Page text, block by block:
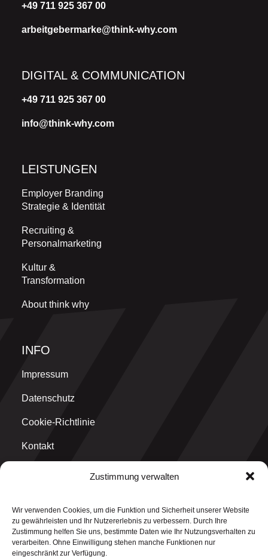
Zustimmung verwalten
Wir verwenden Cookies, um die Funktion und Sicherheit unserer Website
zu gewährleisten und Ihr Nutzererlebnis zu verbessern. Durch Ihre
Zustimmung helfen Sie uns, bestimmte Daten wie Ihr Nutzungsverhalten zu
verarbeiten. Ohne Einwilligung stehen manche Funktionen nur
eingeschränkt zur Verfügung.
+49 711 925 367 00
arbeitgebermarke@think-why.com
DIGITAL & COMMUNICATION
+49 711 925 367 00
info@think-why.com
LEISTUNGEN
Employer Branding
Strategie & Identität
Recruiting &
Personalmarketing
Kultur &
Transformation
About think why
INFO
Impressum
Datenschutz
Cookie-Richtlinie
Kontakt
think why GmbH
Graf-Ulrich-Straße 1
71229 Leonberg